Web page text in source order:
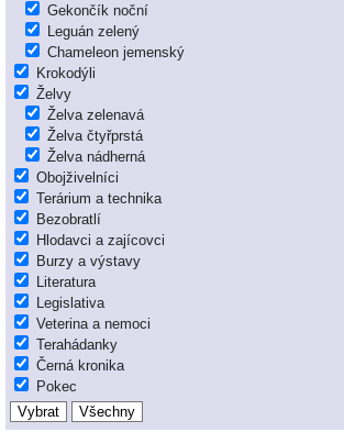
Gekončík noční
Leguán zelený
Chameleon jemenský
Krokodýli
Želvy
Želva zelenavá
Želva čtyřprstá
Želva nádherná
Obojživelníci
Terárium a technika
Bezobratlí
Hlodavci a zajícovci
Burzy a výstavy
Literatura
Legislativa
Veterina a nemoci
Terahádanky
Černá kronika
Pokec